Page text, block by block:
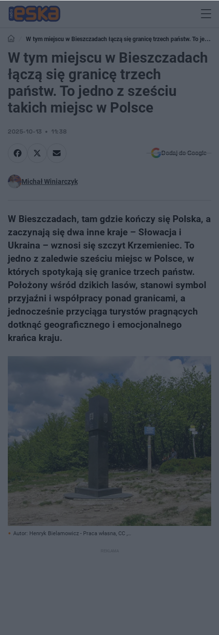
W tym miejscu w Bieszczadach łączą się granicę trzech państw. To jedno
z sześciu takich miejsc w Polsce
W tym miejscu w Bieszczadach
łączą się granicę trzech
państw. To jedno z sześciu
takich miejsc w Polsce
2025-10-13 11:38
Dodaj do Google
Michał Winiarczyk
W Bieszczadach, tam gdzie kończy się Polska, a
zaczynają się dwa inne kraje – Słowacja i
Ukraina – wznosi się szczyt Krzemieniec. To
jedno z zaledwie sześciu miejsc w Polsce, w
których spotykają się granice trzech państw.
Położony wśród dzikich lasów, stanowi symbol
przyjaźni i współpracy ponad granicami, a
jednocześnie przyciąga turystów pragnących
dotknąć geograficznego i emocjonalnego
krańca kraju.
Autor: Henryk Bielamowicz - Praca własna, CC ,